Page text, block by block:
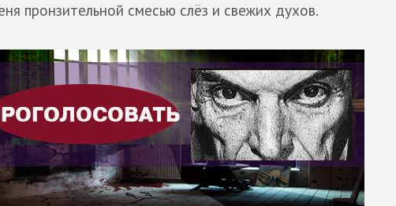
пронзительной смесью слёз и свежих духов.